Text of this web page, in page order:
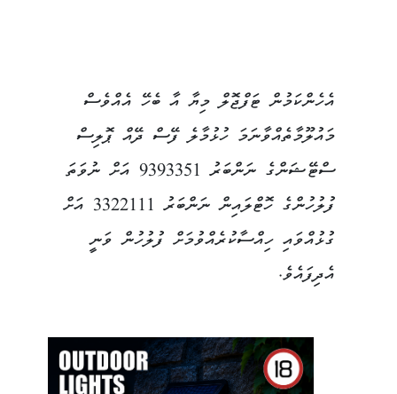
އެހެންކަމުން ޓަފްޖޮލް މިޔާ އާ ބެހޭ އެއްވެސް
މައުލޫމާތެއްވާނަމަ ހުޅުމާލެ ފޭސް ދޭއް ޕޮލިސް
ސްޓޭޝަންގެ ނަންބަރު 9393351 އަށް ނުވަތަ
ފުލުހުންގެ ހޮޓްލައިން ނަންބަރު 3322111 އަށް
ގުޅުއްވައި ހިއްސާކުރެއްވުމަށް ފުލުހުން ވަނީ
އެދިފައެވެ.